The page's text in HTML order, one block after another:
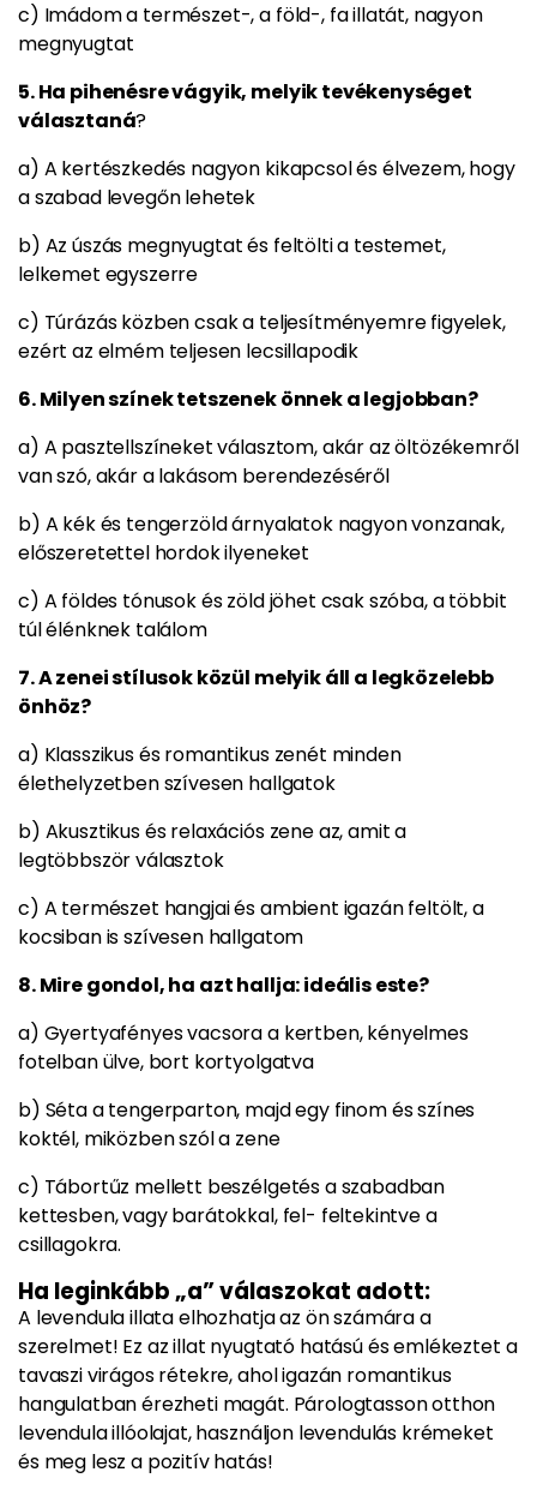
c) Imádom a természet-, a föld-, fa illatát, nagyon
megnyugtat
5. Ha pihenésre vágyik, melyik tevékenységet
választaná?
a) A kertészkedés nagyon kikapcsol és élvezem, hogy
a szabad levegőn lehetek
b) Az úszás megnyugtat és feltölti a testemet,
lelkemet egyszerre
c) Túrázás közben csak a teljesítményemre figyelek,
ezért az elmém teljesen lecsillapodik
6. Milyen színek tetszenek önnek a legjobban?
a) A pasztellszíneket választom, akár az öltözékemről
van szó, akár a lakásom berendezéséről
b) A kék és tengerzöld árnyalatok nagyon vonzanak,
előszeretettel hordok ilyeneket
c) A földes tónusok és zöld jöhet csak szóba, a többit
túl élénknek találom
7. A zenei stílusok közül melyik áll a legközelebb
önhöz?
a) Klasszikus és romantikus zenét minden
élethelyzetben szívesen hallgatok
b) Akusztikus és relaxációs zene az, amit a
legtöbbször választok
c) A természet hangjai és ambient igazán feltölt, a
kocsiban is szívesen hallgatom
8. Mire gondol, ha azt hallja: ideális este?
a) Gyertyafényes vacsora a kertben, kényelmes
fotelban ülve, bort kortyolgatva
b) Séta a tengerparton, majd egy finom és színes
koktél, miközben szól a zene
c) Tábortűz mellett beszélgetés a szabadban
kettesben, vagy barátokkal, fel- feltekintve a
csillagokra.
Ha leginkább „a” válaszokat adott:
A levendula illata elhozhatja az ön számára a
szerelmet! Ez az illat nyugtató hatású és emlékeztet a
tavaszi virágos rétekre, ahol igazán romantikus
hangulatban érezheti magát. Párologtasson otthon
levendula illóolajat, használjon levendulás krémeket
és meg lesz a pozitív hatás!